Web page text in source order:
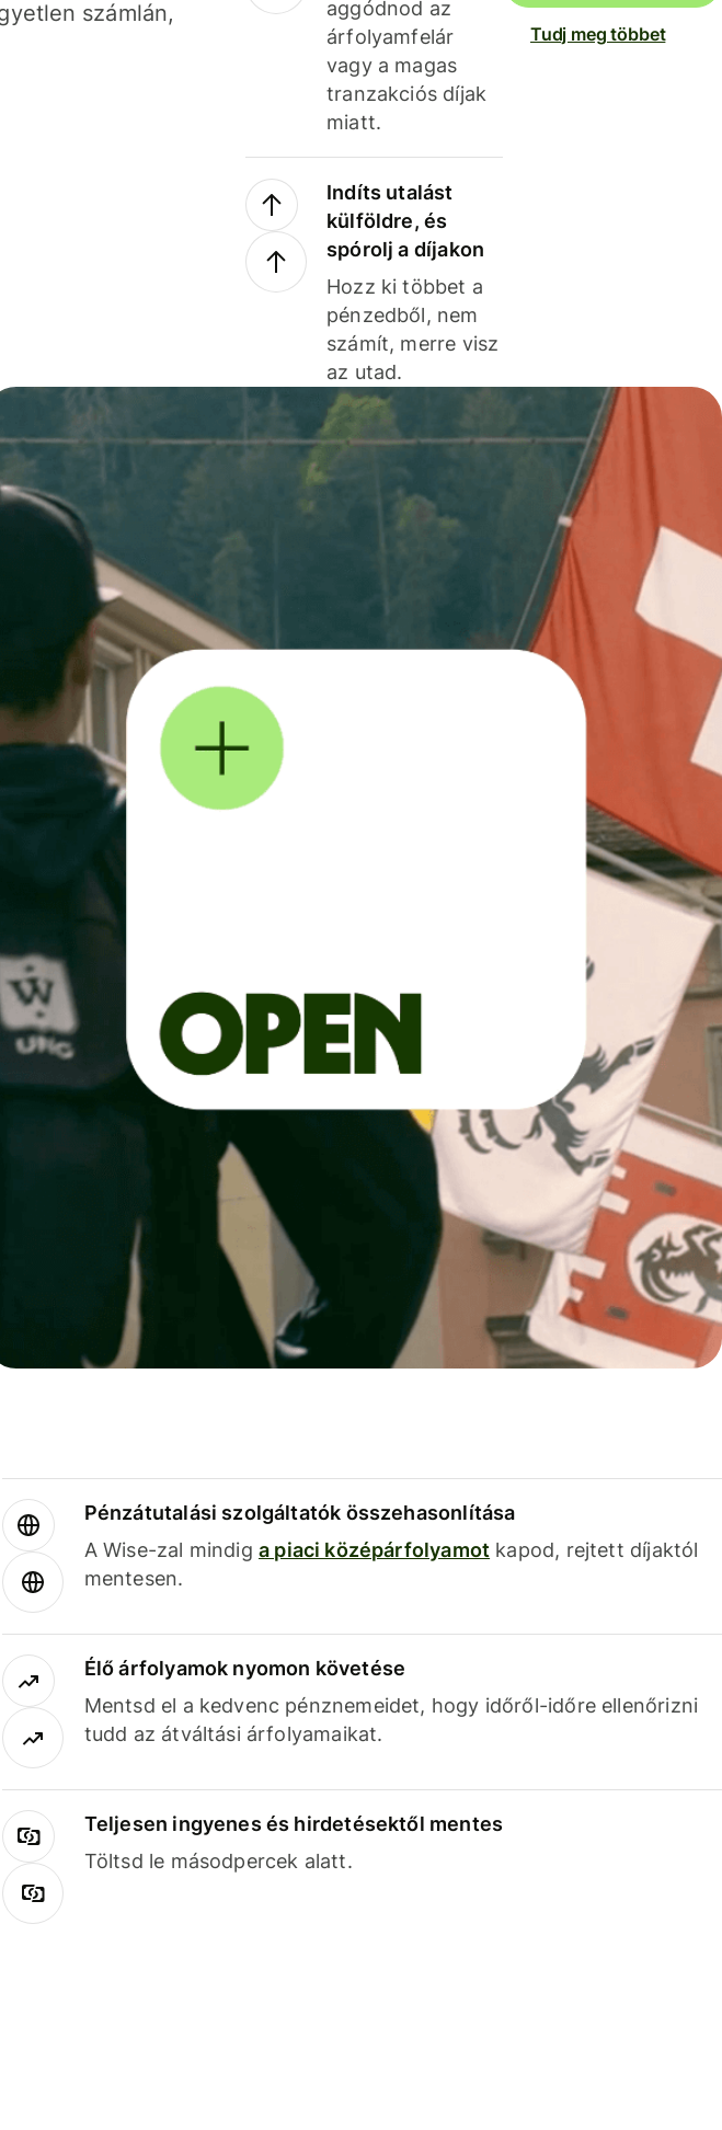
számlán,
aggódnod az
árfolyamfelár
vagy a magas
tranzakciós díjak
miatt.
Indíts utalást
külföldre, és
spórolj a díjakon
Hozz ki többet a
pénzedből, nem
számít, merre visz
az utad.
Tudj meg többet
Pénzátutalási szolgáltatók összehasonlítása
A Wise-zal mindig a piaci középárfolyamot kapod, rejtett díjaktól
mentesen.
Élő árfolyamok nyomon követése
Mentsd el a kedvenc pénznemeidet, hogy időről-időre ellenőrizni
tudd az átváltási árfolyamaikat.
Teljesen ingyenes és hirdetésektől mentes
Töltsd le másodpercek alatt.